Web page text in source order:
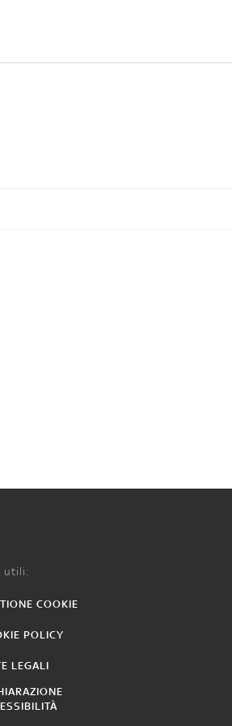
utili:
COOKIE
POLICY
LEGALI